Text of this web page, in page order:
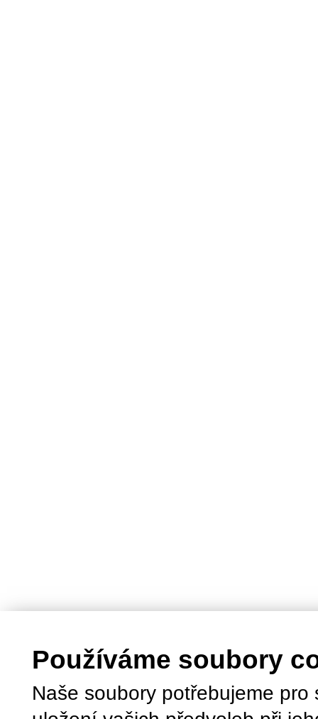
Používáme soubory
Naše soubory potřebujeme